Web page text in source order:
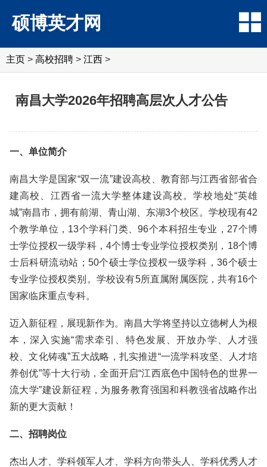
硕博英才网
主页 > 高校招聘 > 江西 >
南昌大学2026年招聘高层次人才公告
一、单位简介
南昌大学是国家“双一流”建设高校、教育部与江西省部省合
建高校、江西省一流大学整体建设高校。学校地处“英雄
城”南昌市，拥有前湖、青山湖、东湖3个校区。学校现有42
个教学单位，13个学科门类、96个本科招生专业，27个博
士学位授权一级学科，4个博士专业学位授权类别，18个博
士后科研流动站；50个硕士学位授权一级学科，36个硕士
专业学位授权类别。学校设有5所直属附属医院，共有16个
国家临床重点专科。
迈入新征程，展现新作为。南昌大学将坚持以立德树人为根
本，深入实施“需求牵引、特色发展、开放办学、人才强
校、文化铸魂”五大战略，扎实推进“一流学科攻坚、人才培
养创优”等十大行动，全面开启“江西底色中国特色的世界一
流大学”建设新征程，为服务教育强国和科教强省战略作出
新的更大贡献！
二、招聘岗位
杰出人才、学科领军人才、学科方向带头人、学科优秀人才